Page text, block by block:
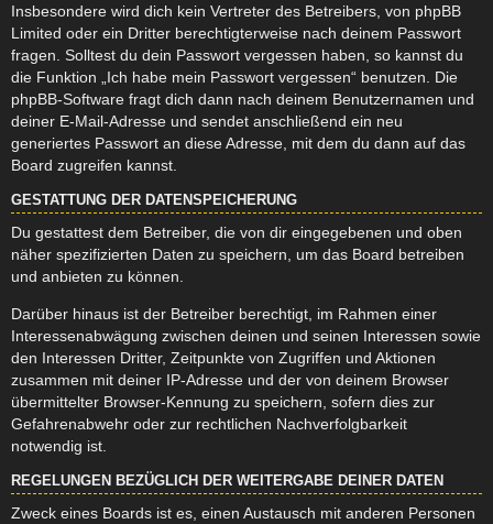
Insbesondere wird dich kein Vertreter des Betreibers, von phpBB
Limited oder ein Dritter berechtigterweise nach deinem Passwort
fragen. Solltest du dein Passwort vergessen haben, so kannst du
die Funktion „Ich habe mein Passwort vergessen“ benutzen. Die
phpBB-Software fragt dich dann nach deinem Benutzernamen und
deiner E-Mail-Adresse und sendet anschließend ein neu
generiertes Passwort an diese Adresse, mit dem du dann auf das
Board zugreifen kannst.
GESTATTUNG DER DATENSPEICHERUNG
Du gestattest dem Betreiber, die von dir eingegebenen und oben
näher spezifizierten Daten zu speichern, um das Board betreiben
und anbieten zu können.
Darüber hinaus ist der Betreiber berechtigt, im Rahmen einer
Interessenabwägung zwischen deinen und seinen Interessen sowie
den Interessen Dritter, Zeitpunkte von Zugriffen und Aktionen
zusammen mit deiner IP-Adresse und der von deinem Browser
übermittelter Browser-Kennung zu speichern, sofern dies zur
Gefahrenabwehr oder zur rechtlichen Nachverfolgbarkeit
notwendig ist.
REGELUNGEN BEZÜGLICH DER WEITERGABE DEINER DATEN
Zweck eines Boards ist es, einen Austausch mit anderen Personen